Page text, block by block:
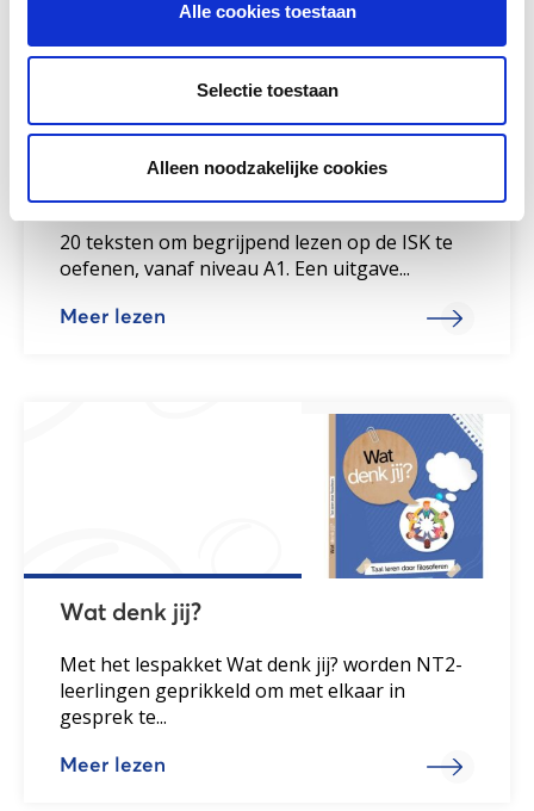
Alle cookies toestaan
Selectie toestaan
Alleen noodzakelijke cookies
20 teksten om begrijpend lezen op de ISK te
oefenen, vanaf niveau A1. Een uitgave...
Meer lezen
Wat denk jij?
Met het lespakket Wat denk jij? worden NT2-
leerlingen geprikkeld om met elkaar in
gesprek te...
Meer lezen